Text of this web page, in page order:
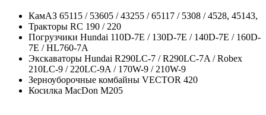
КамАЗ 65115 / 53605 / 43255 / 65117 / 5308 / 4528, 45143,
Тракторы RC 190 / 220
Погрузчики Hundai 110D-7E / 130D-7E / 140D-7E / 160D-
7E / HL760-7A
Экскаваторы Hundai R290LC-7 / R290LC-7A / Robex
210LC-9 / 220LC-9A / 170W-9 / 210W-9
Зерноуборочные комбайны VECTOR 420
Косилка MacDon M205